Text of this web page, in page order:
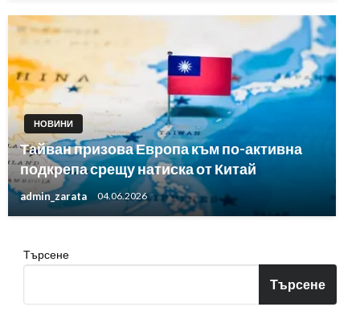
НОВИНИ
Тайван призова Европа към по-активна
подкрепа срещу натиска от Китай
admin_zarata 04.06.2026
Търсене
Търсене